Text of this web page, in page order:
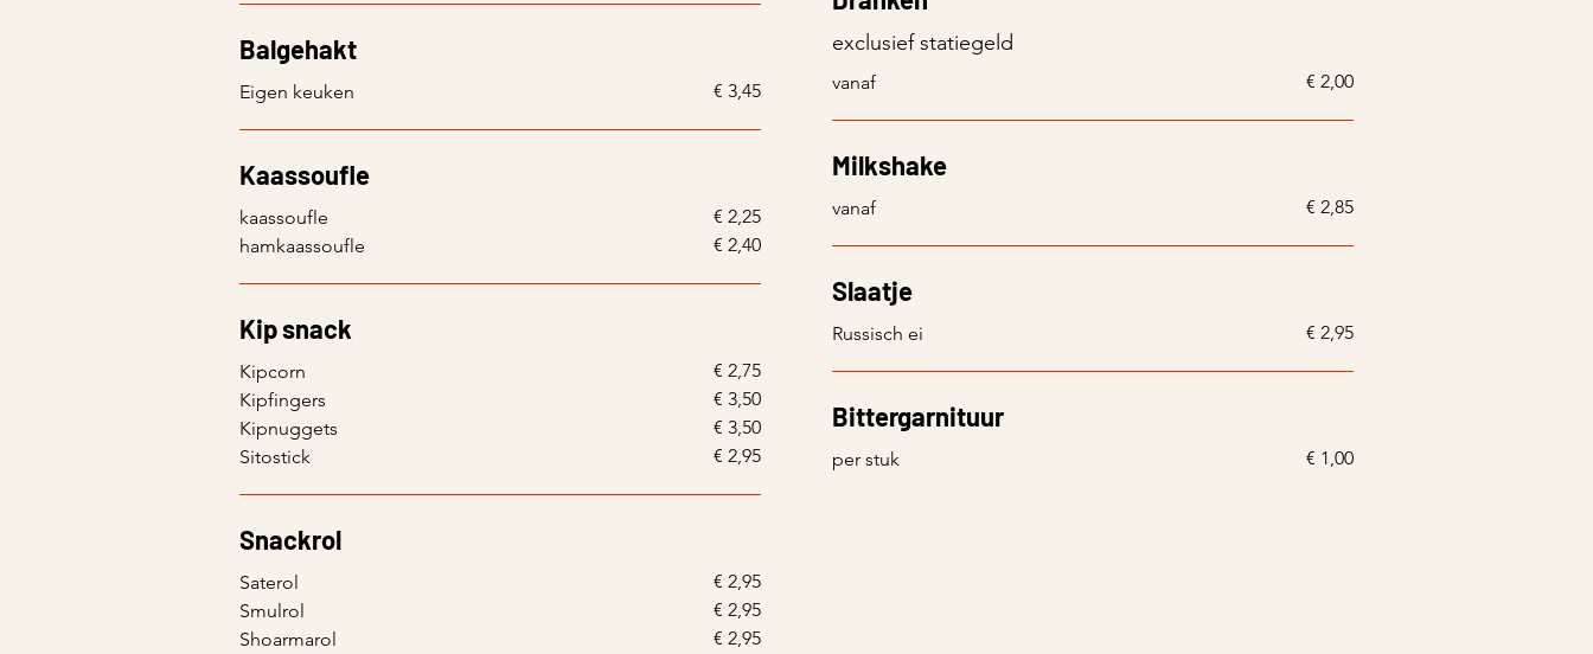
Balgehakt
Eigen keuken € 3,45
Kaassoufle
kaassoufle
€ 2,25
hamkaassoufle
€ 2,40
Kip snack
Kipcorn
€ 2,75
Kipfingers
€ 3,50
Kipnuggets
€ 3,50
Sitostick
€ 2,95
Snackrol
Saterol
€ 2,95
Smulrol
€ 2,95
Shoarmarol
€ 2,95
exclusief statiegeld
vanaf € 2,00
Milkshake
vanaf € 2,85
Slaatje
Russisch ei € 2,95
Bittergarnituur
per stuk € 1,00